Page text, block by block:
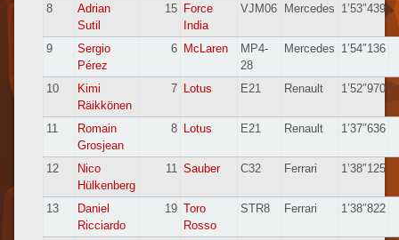
8
Adrian
Sutil
15 Force
India
VJM06 Mercedes 1’53″439
9
Sergio
Pérez
6 McLaren
MP4-
28
Mercedes 1’54″136
10
Kimi
Räikkönen
7 Lotus E21 Renault 1’52″970 *
11
Romain
Grosjean
8 Lotus E21 Renault 1’37″636
12
Nico
Hülkenberg
11 Sauber C32 Ferrari 1’38″125
13
Daniel
Ricciardo
19 Toro
Rosso
STR8 Ferrari 1’38″822